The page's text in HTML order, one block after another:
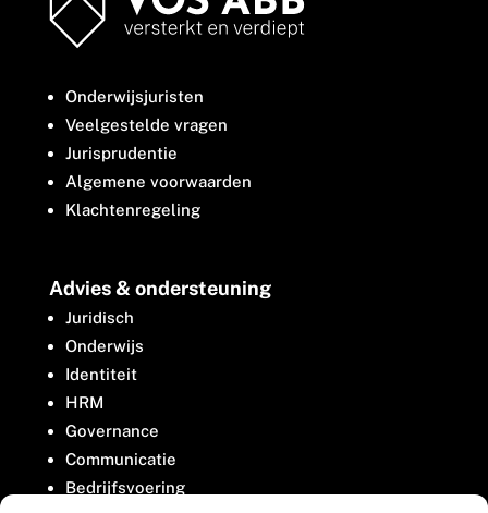
Onderwijsjuristen
Veelgestelde vragen
Jurisprudentie
Algemene voorwaarden
Klachtenregeling
Advies & ondersteuning
Juridisch
Onderwijs
Identiteit
HRM
Governance
Communicatie
Bedrijfsvoering